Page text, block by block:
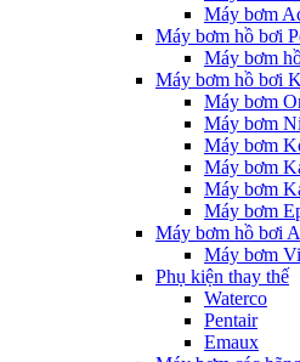
Máy bơm
Máy bơm hồ bơi
Máy bơm
Máy bơm hồ bơi
Máy bơm
Máy bơm
Máy bơm
Máy bơm
Máy bơm
Máy bơm
Máy bơm hồ bơi
Máy bơm
Phụ kiện thay thế
Waterco
Pentair
Emaux